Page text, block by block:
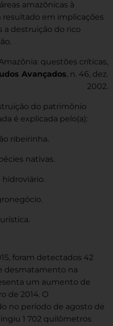
amazônicas à
em implicações
a destruição do rico
questões críticas,
Avançados, n. 46, dez.
2002.
do patrimônio
é explicada pelo(a):
ribeirinha.
nativas.
foram detectados 42
desmatamento na
um aumento de
de 2014. O
no período de agosto de
1 702 quilômetros